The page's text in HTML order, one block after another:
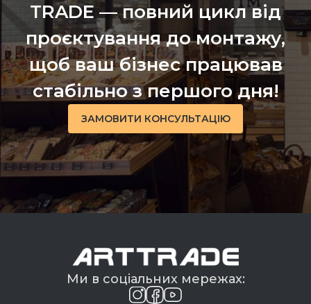
TRADE — повний цикл від
проєктування до монтажу,
щоб ваш бізнес працював
стабільно з першого дня!
ЗАМОВИТИ КОНСУЛЬТАЦІЮ
Ми в соціальних мережах: